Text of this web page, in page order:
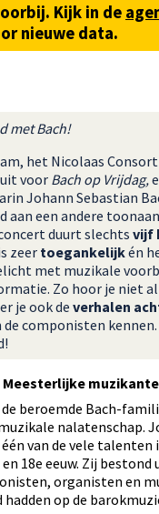
Kijk in de
nieuwe data.
met Bach!
het Nicolaas Consort
voor Bach op Vrijdag,
Johann Sebastian
aan een andere
duurt slechts vijf
zeer toegankelijkén
met muzikale
Zo hoor je niet
je ook de verhalen
de componisten
Meesterlijke
beroemde Bach-
nalatenschap.
van de vele talenten
18e eeuw. Zij bestond
organisten en
op de